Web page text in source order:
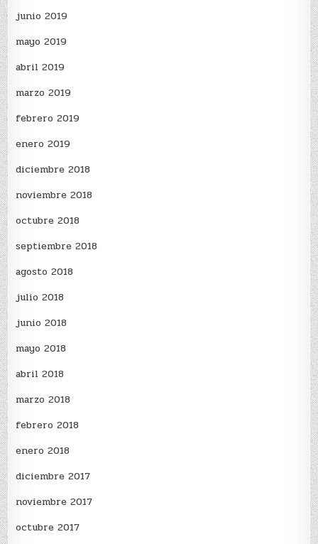
junio 2019
mayo 2019
abril 2019
marzo 2019
febrero 2019
enero 2019
diciembre 2018
noviembre 2018
octubre 2018
septiembre 2018
agosto 2018
julio 2018
junio 2018
mayo 2018
abril 2018
marzo 2018
febrero 2018
enero 2018
diciembre 2017
noviembre 2017
octubre 2017